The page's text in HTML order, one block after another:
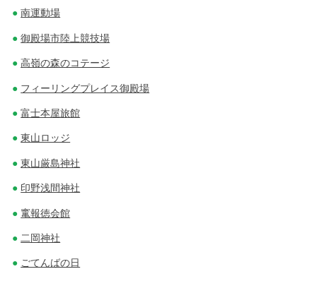
南運動場
御殿場市陸上競技場
高嶺の森のコテージ
フィーリングプレイス御殿場
富士本屋旅館
東山ロッジ
東山厳島神社
印野浅間神社
竃報徳会館
二岡神社
ごてんばの日